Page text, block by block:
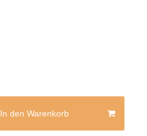
In den Warenkorb